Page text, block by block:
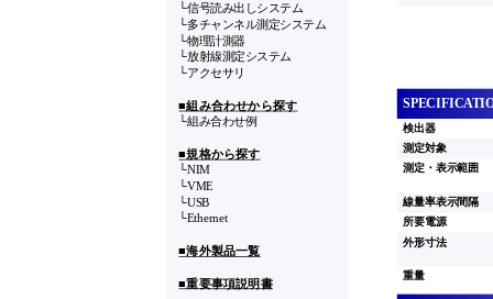
└信号読み出しシステム
└多チャンネル測定システム
└物理計測器
└放射線測定システム
└アクセサリ
■組み合わせから探す
└組み合わせ例
■規格から探す
└NIM
└VME
└USB
└Ethernet
■海外製品一覧
■重要事項説明書
検出器
測定対象
測定・表示範囲
線量率表示間隔
所要電源
外形寸法
重量